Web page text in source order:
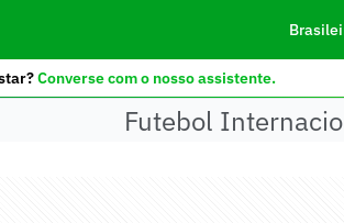
Converse com o nosso assistente.
Futebol